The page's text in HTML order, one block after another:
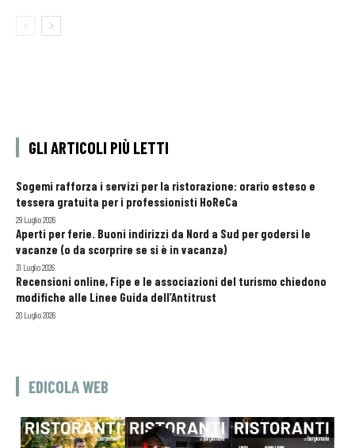
GLI ARTICOLI PIÙ LETTI
Sogemi rafforza i servizi per la ristorazione: orario esteso e
tessera gratuita per i professionisti HoReCa
29 Luglio 2026
Aperti per ferie. Buoni indirizzi da Nord a Sud per godersi le
vacanze (o da scorprire se si è in vacanza)
31 Luglio 2026
Recensioni online, Fipe e le associazioni del turismo chiedono
modifiche alle Linee Guida dell’Antitrust
20 Luglio 2026
EDICOLA WEB